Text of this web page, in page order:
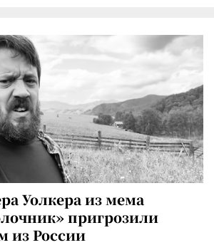
Уолкера из мема
пригрозили
из России